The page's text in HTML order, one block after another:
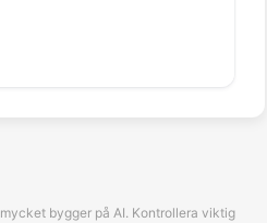
bygger på AI. Kontrollera viktig